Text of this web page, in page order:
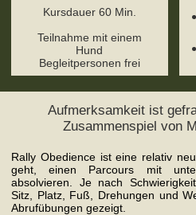
Kursdauer 60 Min.
Teilnahme mit einem
Hund
Begleitpersonen frei
Aufmerksamkeit ist
Zusammenspiel von
Rally Obedience ist eine relativ
geht, einen Parcours mit
absolvieren. Je nach
Sitz, Platz, Fuß, Drehungen und
Abrufübungen gezeigt.